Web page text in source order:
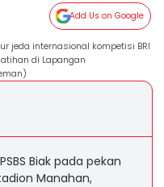
Add Us on Google
jeda internasional kompetisi BRI
di Lapangan
Biak pada pekan
Manahan,